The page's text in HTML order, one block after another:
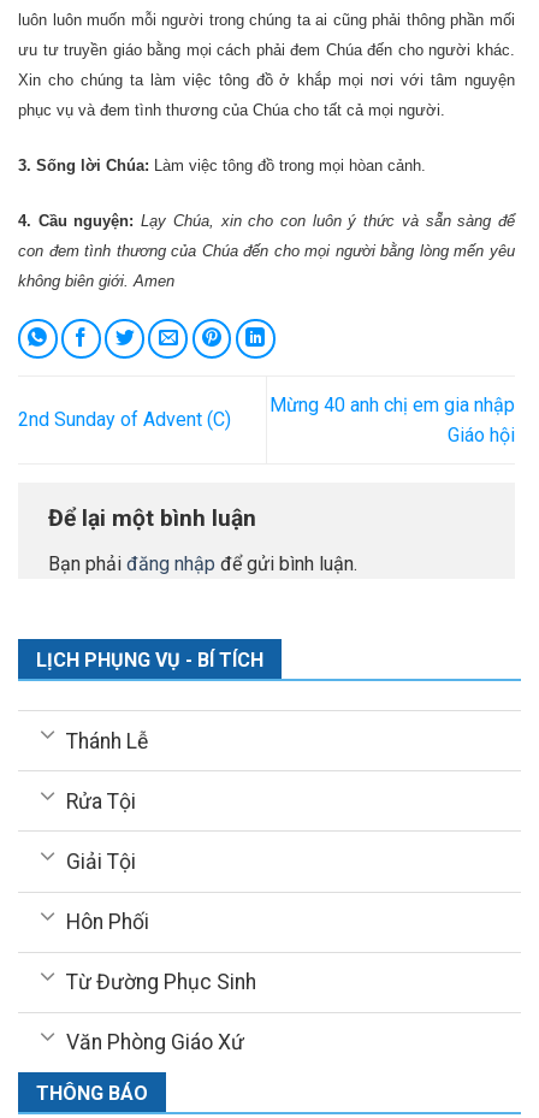
luôn luôn muốn mỗi người trong chúng ta ai cũng phải thông phần mối
ưu tư truyền giáo bằng mọi cách phải đem Chúa đến cho người khác.
Xin cho chúng ta làm việc tông đồ ở khắp mọi nơi với tâm nguyện
phục vụ và đem tình thương của Chúa cho tất cả mọi người.
3. Sống lời Chúa: Làm việc tông đồ trong mọi hòan cảnh.
4. Cầu nguyện: Lạy Chúa, xin cho con luôn ý thức và sẵn sàng để
con đem tình thương của Chúa đến cho mọi người bằng lòng mến yêu
không biên giới. Amen
2nd Sunday of Advent (C)
Mừng 40 anh chị em gia nhập
Giáo hội
Để lại một bình luận
Bạn phải đăng nhập để gửi bình luận.
LỊCH PHỤNG VỤ - BÍ TÍCH
Thánh Lễ
Rửa Tội
Giải Tội
Hôn Phối
Từ Đường Phục Sinh
Văn Phòng Giáo Xứ
THÔNG BÁO